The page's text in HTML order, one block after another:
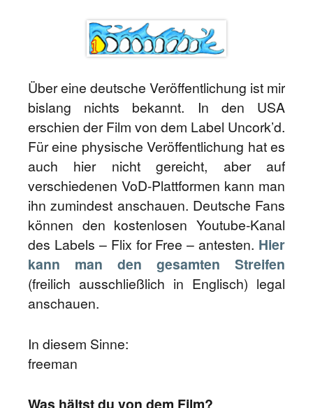
Über eine deutsche Veröffentlichung ist mir
bislang nichts bekannt. In den USA
erschien der Film von dem Label Uncork’d.
Für eine physische Veröffentlichung hat es
auch hier nicht gereicht, aber auf
verschiedenen VoD-Plattformen kann man
ihn zumindest anschauen. Deutsche Fans
können den kostenlosen Youtube-Kanal
des Labels – Flix for Free – antesten. Hier
kann man den gesamten Streifen
(freilich ausschließlich in Englisch) legal
anschauen.
In diesem Sinne:
freeman
Was hältst du von dem Film?